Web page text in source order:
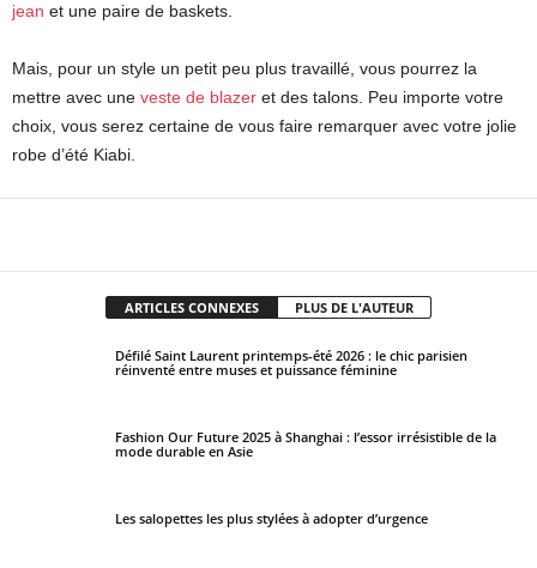
jean et une paire de baskets.
Mais, pour un style un petit peu plus travaillé, vous pourrez la
mettre avec une veste de blazer et des talons. Peu importe votre
choix, vous serez certaine de vous faire remarquer avec votre jolie
robe d’été Kiabi.
ARTICLES CONNEXES PLUS DE L'AUTEUR
Défilé Saint Laurent printemps-été 2026 : le chic parisien
réinventé entre muses et puissance féminine
Fashion Our Future 2025 à Shanghai : l’essor irrésistible de la
mode durable en Asie
Les salopettes les plus stylées à adopter d’urgence